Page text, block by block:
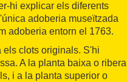
hi explicar els diferents
adoberia museïtzada
adoberia entorn el 1763.
els clots originals. S'hi
A la planta baixa o ribera
i a la planta superior o